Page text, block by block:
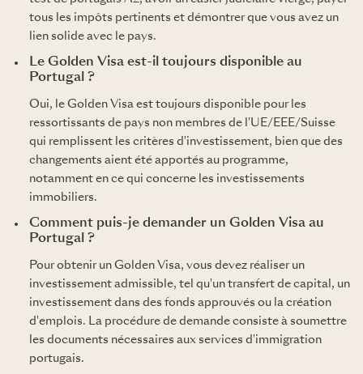
tous les impôts pertinents et démontrer que vous avez un
lien solide avec le pays.
Le Golden Visa est-il toujours disponible au
Portugal ?
Oui, le Golden Visa est toujours disponible pour les
ressortissants de pays non membres de l'UE/EEE/Suisse
qui remplissent les critères d'investissement, bien que des
changements aient été apportés au programme,
notamment en ce qui concerne les investissements
immobiliers.
Comment puis-je demander un Golden Visa au
Portugal ?
Pour obtenir un Golden Visa, vous devez réaliser un
investissement admissible, tel qu'un transfert de capital, un
investissement dans des fonds approuvés ou la création
d'emplois. La procédure de demande consiste à soumettre
les documents nécessaires aux services d'immigration
portugais.